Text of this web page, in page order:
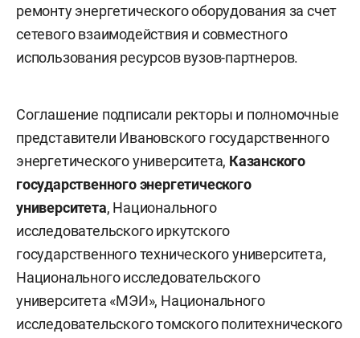
ремонту энергетического оборудования за счет
сетевого взаимодействия и совместного
использования ресурсов вузов-партнеров.
Соглашение подписали ректоры и полномочные
представители Ивановского государственного
энергетического университета, Казанского
государственного энергетического
университета, Национального
исследовательского иркутского
государственного технического университета,
Национального исследовательского
университета «МЭИ», Национального
исследовательского томского политехнического